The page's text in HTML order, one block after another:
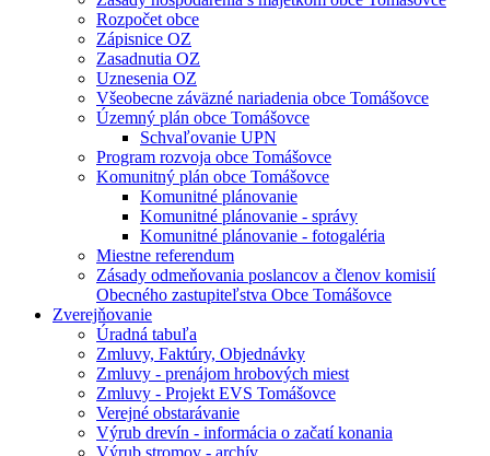
Rozpočet obce
Zápisnice OZ
Zasadnutia OZ
Uznesenia OZ
Všeobecne záväzné nariadenia obce Tomášovce
Územný plán obce Tomášovce
Schvaľovanie UPN
Program rozvoja obce Tomášovce
Komunitný plán obce Tomášovce
Komunitné plánovanie
Komunitné plánovanie - správy
Komunitné plánovanie - fotogaléria
Miestne referendum
Zásady odmeňovania poslancov a členov komisií
Obecného zastupiteľstva Obce Tomášovce
Zverejňovanie
Úradná tabuľa
Zmluvy, Faktúry, Objednávky
Zmluvy - prenájom hrobových miest
Zmluvy - Projekt EVS Tomášovce
Verejné obstarávanie
Výrub drevín - informácia o začatí konania
Výrub stromov - archív